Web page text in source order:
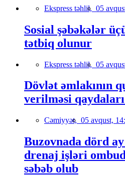
Ekspress təhlil, 05
Sosial şəbəkələr
tətbiq olunur
Ekspress təhlil, 05
Dövlət əmlakının
verilməsi
Cəmiyyət, 05 avqust,
Buzovnada dörd
drenaj işləri
səbəb olub